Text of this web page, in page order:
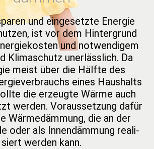
und eingesetzte Energie
ist vor dem Hinter­grund
und notwendi­gem
Klima­schutz unerläss­lich. Da
meist über die Hälfte des
eines Haus­halts
die erzeugte Wärme auch
werden. Voraus­setzung dafür
Wärme­dämmung, die an der
oder als Innen­dämmung reali­
siert wer­den kann.